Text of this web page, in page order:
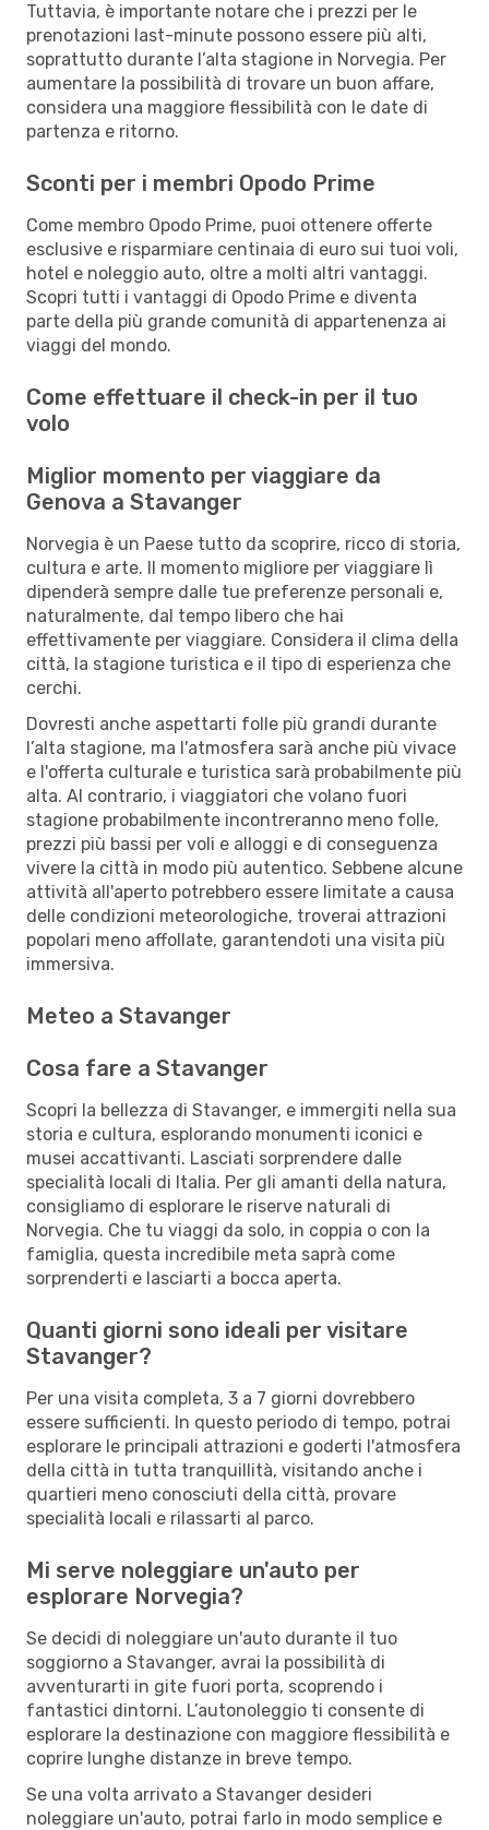
Tuttavia, è importante notare che i prezzi per le
prenotazioni last-minute possono essere più alti,
soprattutto durante l’alta stagione in Norvegia. Per
aumentare la possibilità di trovare un buon affare,
considera una maggiore flessibilità con le date di
partenza e ritorno.
Sconti per i membri Opodo Prime
Come membro Opodo Prime, puoi ottenere offerte
esclusive e risparmiare centinaia di euro sui tuoi voli,
hotel e noleggio auto, oltre a molti altri vantaggi.
Scopri tutti i vantaggi di Opodo Prime e diventa
parte della più grande comunità di appartenenza ai
viaggi del mondo.
Come effettuare il check-in per il tuo
volo
Miglior momento per viaggiare da
Genova a Stavanger
Norvegia è un Paese tutto da scoprire, ricco di storia,
cultura e arte. Il momento migliore per viaggiare lì
dipenderà sempre dalle tue preferenze personali e,
naturalmente, dal tempo libero che hai
effettivamente per viaggiare. Considera il clima della
città, la stagione turistica e il tipo di esperienza che
cerchi.
Dovresti anche aspettarti folle più grandi durante
l’alta stagione, ma l'atmosfera sarà anche più vivace
e l'offerta culturale e turistica sarà probabilmente più
alta. Al contrario, i viaggiatori che volano fuori
stagione probabilmente incontreranno meno folle,
prezzi più bassi per voli e alloggi e di conseguenza
vivere la città in modo più autentico. Sebbene alcune
attività all'aperto potrebbero essere limitate a causa
delle condizioni meteorologiche, troverai attrazioni
popolari meno affollate, garantendoti una visita più
immersiva.
Meteo a Stavanger
Cosa fare a Stavanger
Scopri la bellezza di Stavanger, e immergiti nella sua
storia e cultura, esplorando monumenti iconici e
musei accattivanti. Lasciati sorprendere dalle
specialità locali di Italia. Per gli amanti della natura,
consigliamo di esplorare le riserve naturali di
Norvegia. Che tu viaggi da solo, in coppia o con la
famiglia, questa incredibile meta saprà come
sorprenderti e lasciarti a bocca aperta.
Quanti giorni sono ideali per visitare
Stavanger?
Per una visita completa, 3 a 7 giorni dovrebbero
essere sufficienti. In questo periodo di tempo, potrai
esplorare le principali attrazioni e goderti l'atmosfera
della città in tutta tranquillità, visitando anche i
quartieri meno conosciuti della città, provare
specialità locali e rilassarti al parco.
Mi serve noleggiare un'auto per
esplorare Norvegia?
Se decidi di noleggiare un'auto durante il tuo
soggiorno a Stavanger, avrai la possibilità di
avventurarti in gite fuori porta, scoprendo i
fantastici dintorni. L’autonoleggio ti consente di
esplorare la destinazione con maggiore flessibilità e
coprire lunghe distanze in breve tempo.
Se una volta arrivato a Stavanger desideri
noleggiare un'auto, potrai farlo in modo semplice e